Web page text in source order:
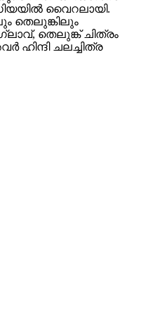
വൈറലായി.
തെലുങ്കിലും
തെലുങ്ക് ചിത്രം
ഹിന്ദി ചലച്ചിത്ര